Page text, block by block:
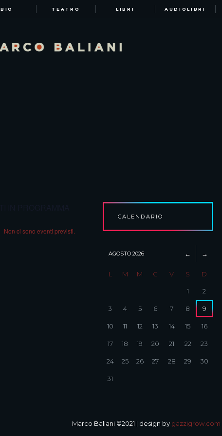
BIO TEATRO LIBRI AUDIOLIBRI
Non ci sono eventi previsti.
CALENDARIO
AGOSTO 2026
L M M G V S D
1 2
3 4 5 6 7 8 9
10 11 12 13 14 15 16
17 18 19 20 21 22 23
24 25 26 27 28 29 30
31
Marco Baliani ©2021 | design by gazzigrow.com